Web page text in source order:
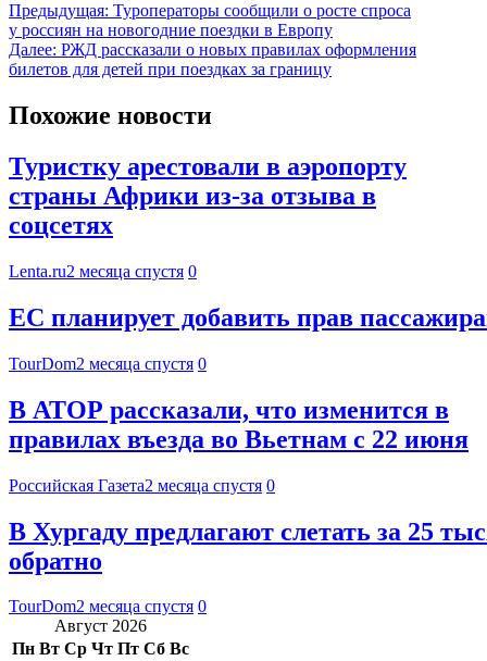
Предыдущая: Туроператоры сообщили о росте спроса
у россиян на новогодние поездки в Европу
Далее: РЖД рассказали о новых правилах оформления
билетов для детей при поездках за границу
Похожие новости
Туристку арестовали в аэропорту
страны Африки из-за отзыва в
соцсетях
Lenta.ru2 месяца спустя 0
ЕС планирует добавить прав
TourDom2 месяца спустя 0
В АТОР рассказали, что изменится в
правилах въезда во Вьетнам с 22 июня
Российская Газета2 месяца спустя 0
В Хургаду предлагают слетать за 25
обратно
TourDom2 месяца спустя 0
Август 2026
Пн Вт Ср Чт Пт Сб Вс